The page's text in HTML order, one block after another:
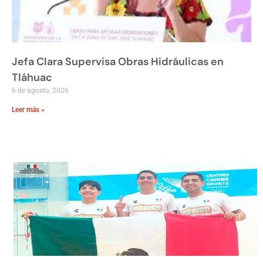
Jefa Clara Supervisa Obras Hidráulicas en
Tláhuac
6 de agosto, 2026
Leer más »